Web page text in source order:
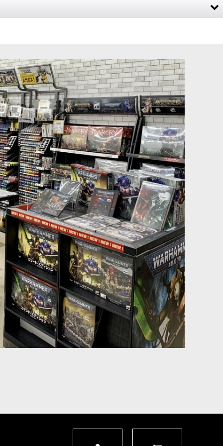
ド・ギャラント [オシアーク・ボーンリーパー] モーテック・ガード
25]
8,950円(税込)